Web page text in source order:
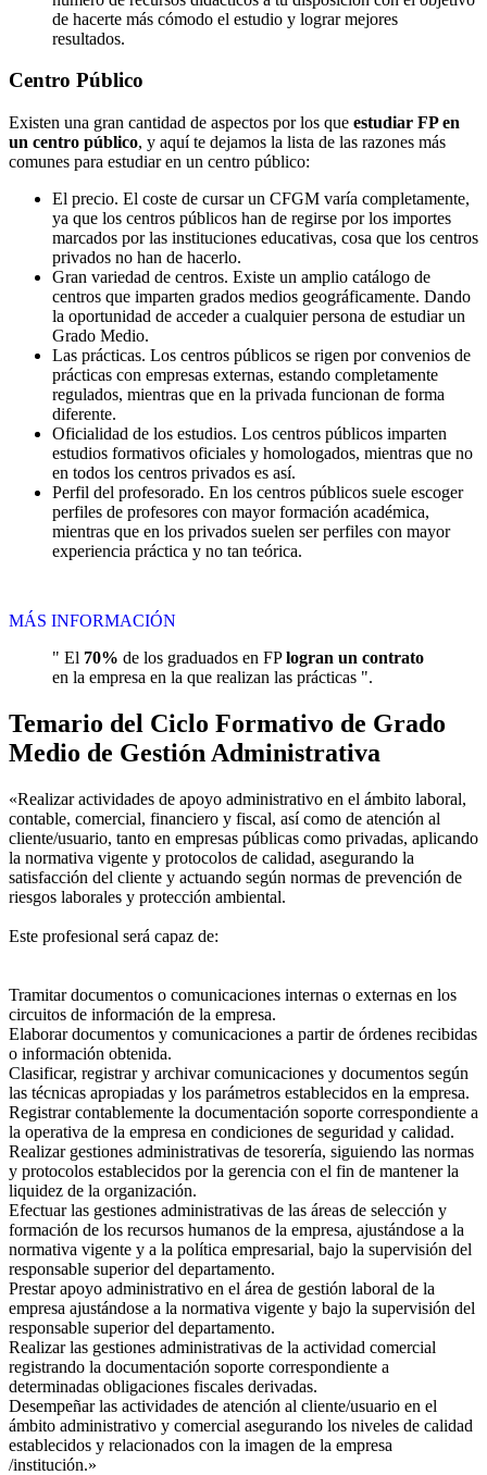
de hacerte más cómodo el estudio y lograr mejores
resultados.
Centro Público
Existen una gran cantidad de aspectos por los que estudiar FP en
un centro público, y aquí te dejamos la lista de las razones más
comunes para estudiar en un centro público:
El precio. El coste de cursar un CFGM varía completamente,
ya que los centros públicos han de regirse por los importes
marcados por las instituciones educativas, cosa que los centros
privados no han de hacerlo.
Gran variedad de centros. Existe un amplio catálogo de
centros que imparten grados medios geográficamente. Dando
la oportunidad de acceder a cualquier persona de estudiar un
Grado Medio.
Las prácticas. Los centros públicos se rigen por convenios de
prácticas con empresas externas, estando completamente
regulados, mientras que en la privada funcionan de forma
diferente.
Oficialidad de los estudios. Los centros públicos imparten
estudios formativos oficiales y homologados, mientras que no
en todos los centros privados es así.
Perfil del profesorado. En los centros públicos suele escoger
perfiles de profesores con mayor formación académica,
mientras que en los privados suelen ser perfiles con mayor
experiencia práctica y no tan teórica.
MÁS INFORMACIÓN
" El 70% de los graduados en FPlogran un contrato
en la empresa en la que realizan las prácticas ".
Temario del Ciclo Formativo de Grado
Medio de Gestión Administrativa
«Realizar actividades de apoyo administrativo en el ámbito laboral,
contable, comercial, financiero y fiscal, así como de atención al
cliente/usuario, tanto en empresas públicas como privadas, aplicando
la normativa vigente y protocolos de calidad, asegurando la
satisfacción del cliente y actuando según normas de prevención de
riesgos laborales y protección ambiental.
Este profesional será capaz de:
Tramitar documentos o comunicaciones internas o externas en los
circuitos de información de la empresa.
Elaborar documentos y comunicaciones a partir de órdenes recibidas
o información obtenida.
Clasificar, registrar y archivar comunicaciones y documentos según
las técnicas apropiadas y los parámetros establecidos en la empresa.
Registrar contablemente la documentación soporte correspondiente a
la operativa de la empresa en condiciones de seguridad y calidad.
Realizar gestiones administrativas de tesorería, siguiendo las normas
y protocolos establecidos por la gerencia con el fin de mantener la
liquidez de la organización.
Efectuar las gestiones administrativas de las áreas de selección y
formación de los recursos humanos de la empresa, ajustándose a la
normativa vigente y a la política empresarial, bajo la supervisión del
responsable superior del departamento.
Prestar apoyo administrativo en el área de gestión laboral de la
empresa ajustándose a la normativa vigente y bajo la supervisión del
responsable superior del departamento.
Realizar las gestiones administrativas de la actividad comercial
registrando la documentación soporte correspondiente a
determinadas obligaciones fiscales derivadas.
Desempeñar las actividades de atención al cliente/usuario en el
ámbito administrativo y comercial asegurando los niveles de calidad
establecidos y relacionados con la imagen de la empresa
/institución.»